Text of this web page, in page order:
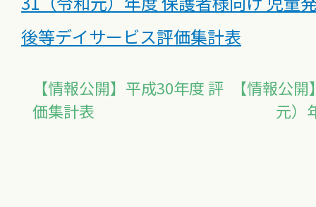
後等デイサービス評価集計表
【情報公開】平成30年度 評
価集計表
【情報公
元）